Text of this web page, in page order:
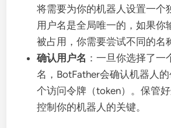
将需要为你的机器人设置一个
用户名是全局唯一的，如果你
被占用，你需要尝试不同的名
确认用户名 ：一旦你选择了一
名，BotFather会确认机器人
个访问令牌（token）。保管
控制你的机器人的关键。